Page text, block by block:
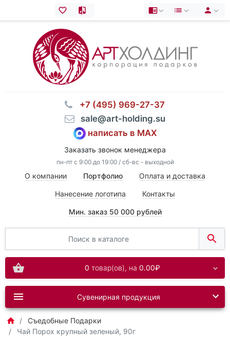
⠀+7 (495) 969-27-37
⠀sale@art-holding.su
написать в MAX
Заказать звонок менеджера
пн-пт с 9:00 до 19:00 / сб-вс - выходной
О компании Портфолио Оплата и доставка
Нанесение логотипа Контакты
Мин. заказ 50 000 рублей
0 товар(ов), на 0.00₽
Сувенирная продукция
Съедобные Подарки
Чай Порох крупный зеленый, 90г